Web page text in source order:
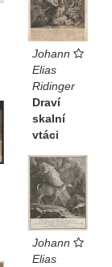
Johann
Elias
Ridinger
Draví
skalní
vtáci
Johann
Elias